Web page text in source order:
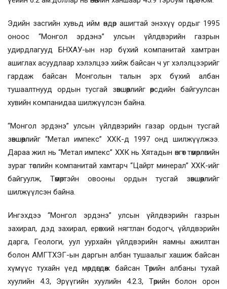
Эдийн засгийн хувьд ийм өндөр ашигтай энэхүү ордыг 1995
оноос “Монгол эрдэнэ” улсын үйлдвэрийн газрын
удирдлагууд БНХАУ-ын нэр бүхий компанитай хамтран
ашиглах асуудлаар хэлэлцээ хийж байсан ч уг хэлэлцээрийг
гардаж байсан Монголын талын эрх бүхий албан
тушаалтнууд ордын тусгай зөвшөөрлийг өөрсдийн байгуулсан
хувийн компанидаа шилжүүлсэн байна.
“Монгол эрдэнэ” улсын үйлдвэрийн газар ордын тусгай
зөвшөөрлийг “Метал импекс” ХХК-д 1997 онд шилжүүлжээ.
Дараа жил нь “Метал импекс” ХХК нь Хятадын өнгөт төмөрлөгийн
зураг төслийн компанитай хамтарч “Цайрт минерал” ХХК-ийг
байгуулж, Төмөртэйн овооны ордын тусгай зөвшөөрлийг
шилжүүлсэн байна.
Ингэхдээ “Монгол эрдэнэ” улсын үйлдвэрийн газрын
захирал, дэд захирал, ерөнхий нягтлан бодогч, үйлдвэрийн
дарга, Геологи, уул уурхайн үйлдвэрийн яамны ажилтан
болон АМГТХЭГ-ын даргын албан тушаалыг хашиж байсан
хүмүүс тухайн үед мөрдөгдөж байсан Төрийн албаны тухай
хуулийн 4.3, Эрүүгийн хуулийн 4.2.3, Төрийн болон орон